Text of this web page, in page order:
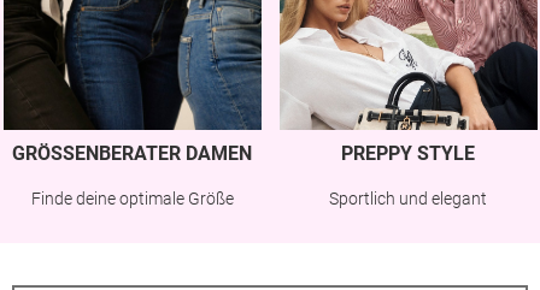
GRÖSSENBERATER DAMEN
Finde deine optimale Größe
PREPPY STYLE
Sportlich und elegant